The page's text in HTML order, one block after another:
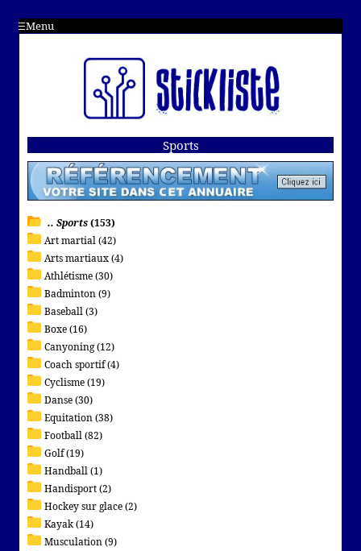
Menu
Sports
.. Sports(153)
Art martial (42)
Arts martiaux (4)
Athlétisme (30)
Badminton (9)
Baseball (3)
Boxe (16)
Canyoning (12)
Coach sportif (4)
Cyclisme (19)
Danse (30)
Equitation (38)
Football (82)
Golf (19)
Handball (1)
Handisport (2)
Hockey sur glace (2)
Kayak (14)
Musculation (9)